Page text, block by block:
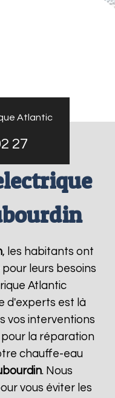
Atlantic
27
, les habitants ont
leurs besoins
Atlantic
d'experts est là
vos interventions
la réparation
chauffe-eau
. Nous
vous éviter les